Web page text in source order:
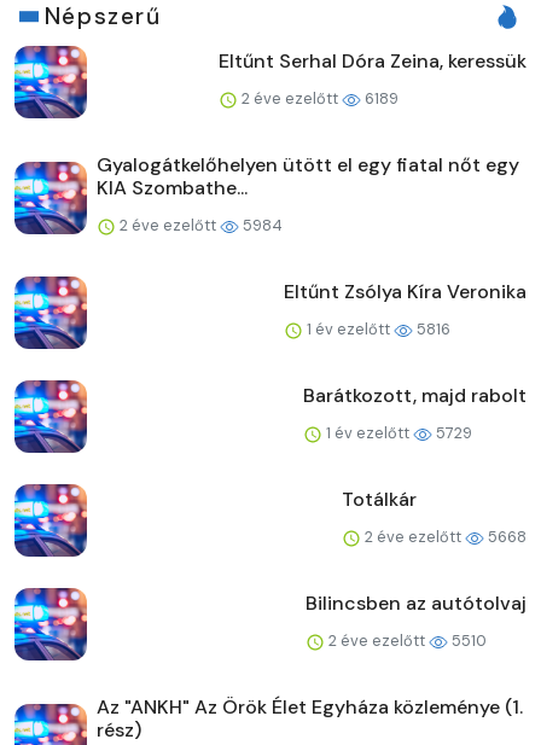
Népszerű
Eltűnt Serhal Dóra Zeina, keressük
2 éve ezelőtt 6189
Gyalogátkelőhelyen ütött el egy fiatal nőt egy
KIA Szombathe...
2 éve ezelőtt 5984
Eltűnt Zsólya Kíra Veronika
1 év ezelőtt 5816
Barátkozott, majd rabolt
1 év ezelőtt 5729
Totálkár
2 éve ezelőtt 5668
Bilincsben az autótolvaj
2 éve ezelőtt 5510
Az "ANKH" Az Örök Élet Egyháza közleménye (1.
rész)